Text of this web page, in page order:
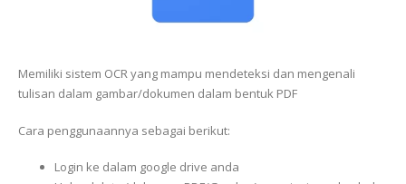
Memiliki sistem OCR yang mampu mendeteksi dan mengenali
tulisan dalam gambar/dokumen dalam bentuk PDF
Cara penggunaannya sebagai berikut:
Login ke dalam google drive anda